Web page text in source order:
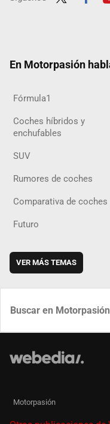
En Motorpasión
Fórmula1
Coches híbridos y
enchufables
SUV
Rumores de coches
Comparativa de coches
Futuro
VER MÁS TEMAS
Motorpasión